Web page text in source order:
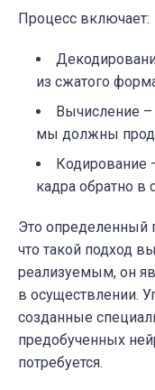
Процесс включает:
из сжатого
Вычисление –
мы должны
Кодирование
кадра обратно в
Это определенный
что такой подход
реализуемым, он
в осуществлении.
созданные
предобученных
потребуется.